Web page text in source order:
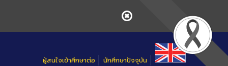
ผู้สนใจเข้าศึกษาต่อ นักศึกษาปัจจุบัน